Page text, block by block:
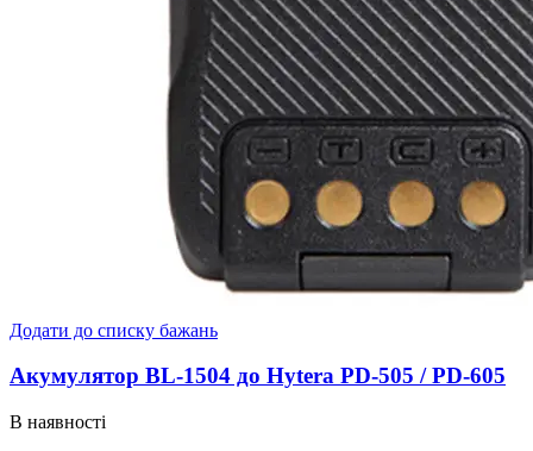
Додати до списку бажань
Акумулятор BL-1504 до Hytera PD-505 / PD-605
В наявності